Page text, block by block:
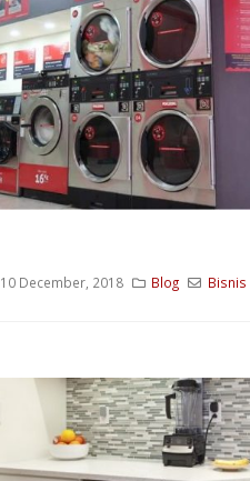
10 December, 2018 Blog Bisnis